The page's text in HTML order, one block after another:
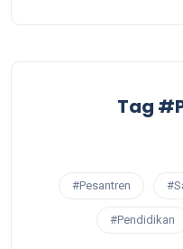
Tag
#Pesantren
#Pendidikan